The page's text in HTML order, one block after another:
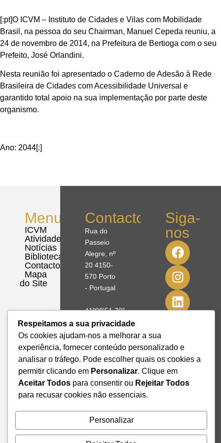
[:pt]O ICVM – Instituto de Cidades e Vilas com Mobilidade
Brasil, na pessoa do seu Chairman, Manuel Cepeda reuniu, a
24 de novembro de 2014, na Prefeitura de Bertioga com o seu
Prefeito, José Orlandini.
Nesta reunião foi apresentado o Caderno de Adesão à Rede
Brasileira de Cidades com Acessibilidade Universal e
garantido total apoio na sua implementação por parte deste
organismo.
Ano: 2044[:]
Menu
ICVM
Atividades
Notícias
Biblioteca
Contactos
Mapa
do Site
Contactos
Rua do
Passeio
Alegre, nº
20 4150-
570 Porto
- Portugal
41º08'51,70"
N
8º39'41,76"
W
+351 228
geral@institutodemobilidade.org
Subscreva
Newsletter
Siga-
nos
Respeitamos a sua privacidade
Os cookies ajudam-nos a melhorar a sua
experiência, fornecer conteúdo personalizado e
analisar o tráfego. Pode escolher quais os cookies a
permitir clicando em Personalizar. Clique em
Aceitar Todos para consentir ou Rejeitar Todos
para recusar cookies não essenciais.
Personalizar